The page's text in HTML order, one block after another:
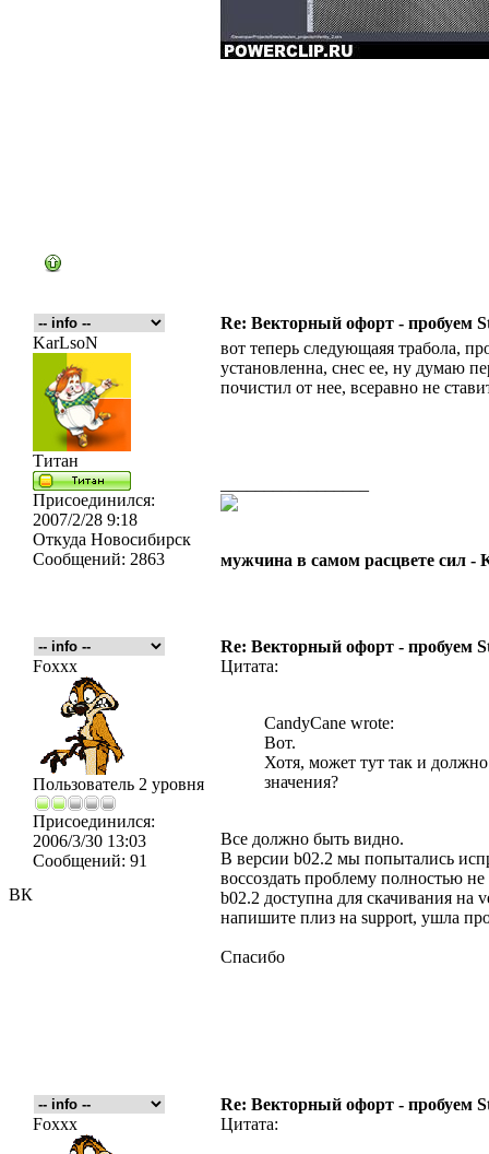
ВК
Re: Векторный офорт - пробуем
KarLsoN
Титан
Присоединился:
2007/2/28 9:18
Откуда Новосибирск
Сообщений: 2863
вот теперь следующаяя трабола,
установленна, снес ее, ну думаю
почистил от нее, всеравно не
мужчина в самом расцвете сил -
Re: Векторный офорт - пробуем
Foxxx
Пользователь 2 уровня
Присоединился:
2006/3/30 13:03
Сообщений: 91
Цитата:
CandyCane wrote:
Вот.
Хотя, может тут так и
значения?
Все должно быть видно.
В версии b02.2 мы попытались
воссоздать проблему полностью не
b02.2 доступна для скачивания на
напишите плиз на support, ушла
Спасибо
Re: Векторный офорт - пробуем
Foxxx
Цитата: